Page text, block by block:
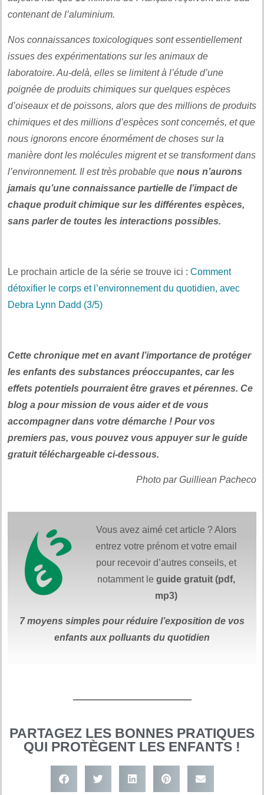
contenant de l’aluminium.
Nos connaissances toxicologiques sont essentiellement
issues des expérimentations sur les animaux de
laboratoire. Au-delà, elles se limitent à l’étude d’une
poignée de produits chimiques sur quelques espèces
d’oiseaux et de poissons, alors que des millions de produits
chimiques et des millions d’espèces sont concernés, et que
nous ignorons encore énormément de choses sur la
manière dont les molécules migrent et se transforment dans
l’environnement. Il est très probable que nous n’aurons
jamais qu’une connaissance partielle de l’impact de
chaque produit chimique sur les différentes espèces,
sans parler de toutes les interactions possibles.
Le prochain article de la série se trouve ici : Comment
détoxifier le corps et l’environnement du quotidien, avec
Debra Lynn Dadd (3/5)
Cette chronique met en avant l’importance de protéger
les enfants des substances préoccupantes, car les
effets potentiels pourraient être graves et pérennes. Ce
blog a pour mission de vous aider et de vous
accompagner dans votre démarche ! Pour vos
premiers pas, vous pouvez vous appuyer sur le guide
gratuit téléchargeable ci-dessous.
Photo par Guilliean Pacheco
Vous avez aimé cet article ? Alors
entrez votre prénom et votre email
pour recevoir d’autres conseils, et
notamment le guide gratuit (pdf,
mp3)
7 moyens simples pour réduire l’exposition de vos
enfants aux polluants du quotidien
PARTAGEZ LES BONNES PRATIQUES
QUI PROTÈGENT LES ENFANTS !